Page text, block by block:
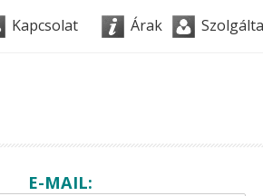
Kapcsolat Árak
E-MAIL: